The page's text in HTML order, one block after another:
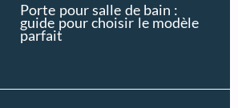
Porte pour salle de bain :
guide pour choisir le modèle
parfait